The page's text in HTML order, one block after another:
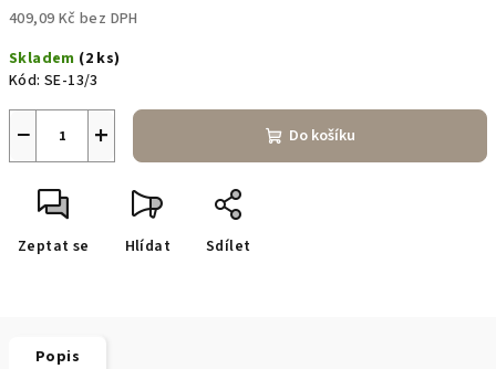
409,09 Kč bez DPH
cena:
Skladem (2 ks)
Kód: SE-13/3
+
− Do košíku
Zeptat se Hlídat Sdílet
Popis